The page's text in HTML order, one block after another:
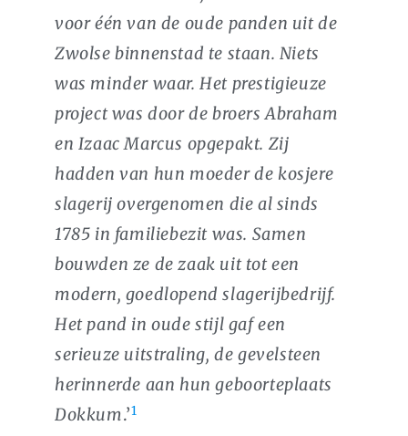
voor één van de oude panden uit de
Zwolse binnenstad te staan. Niets
was minder waar. Het prestigieuze
project was door de broers Abraham
en Izaac Marcus opgepakt. Zij
hadden van hun moeder de kosjere
slagerij overgenomen die al sinds
1785 in familiebezit was. Samen
bouwden ze de zaak uit tot een
modern, goedlopend slagerijbedrijf.
Het pand in oude stijl gaf een
serieuze uitstraling, de gevelsteen
herinnerde aan hun geboorteplaats
Dokkum.’1